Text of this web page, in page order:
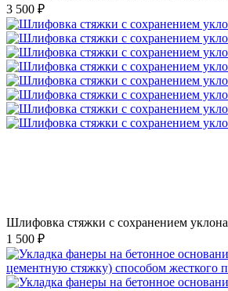
3 500 ₽
Шлифовка стяжки с сохранением уклона
1 500 ₽